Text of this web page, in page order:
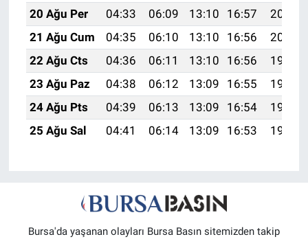
20 Ağu Per
04:33 06:09 13:10 16:57
20:01
21 Ağu Cum
04:35 06:10 13:10 16:56
20:00
22 Ağu Cts
04:36 06:11 13:10 16:56
19:58
23 Ağu Paz
04:38 06:12 13:09 16:55
19:57
24 Ağu Pts
04:39 06:13 13:09 16:54
19:55
25 Ağu Sal
04:41 06:14 13:09 16:53 19:54
Bursa'da yaşanan olayları Bursa Basın sitemizden takip